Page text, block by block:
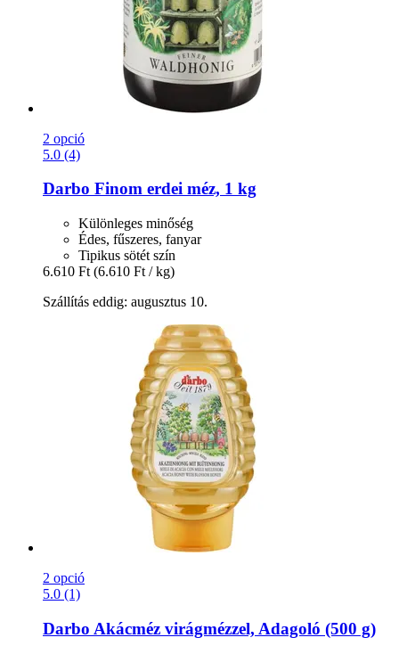
2 opció
5.0 (4)
Darbo Finom erdei méz, 1 kg
Különleges minőség
Édes, fűszeres, fanyar
Tipikus sötét szín
6.610 Ft (6.610 Ft / kg)
Szállítás eddig: augusztus 10.
2 opció
5.0 (1)
Darbo Akácméz virágmézzel, Adagoló (500 g)